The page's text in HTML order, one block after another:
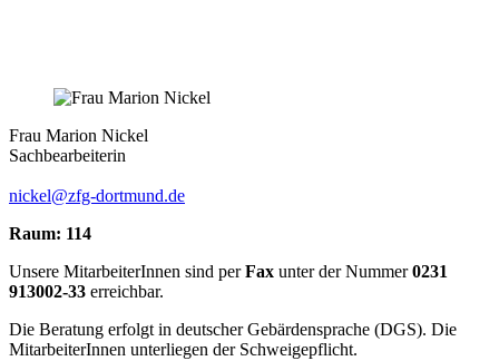
Frau Marion Nickel
Sachbearbeiterin
nickel@zfg-dortmund.de
Raum: 114
Unsere MitarbeiterInnen sind perFax unter der Nummer0231
913002-33 erreichbar.
Die Beratung erfolgt in deutscher Gebärdensprache (DGS). Die
MitarbeiterInnen unterliegen der Schweigepflicht.